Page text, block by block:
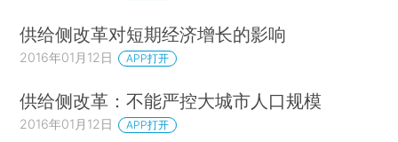
供给侧改革对短期经济增长的影响
2016年01月12日 APP打开
供给侧改革：不能严控大城市人口规模
2016年01月12日 APP打开